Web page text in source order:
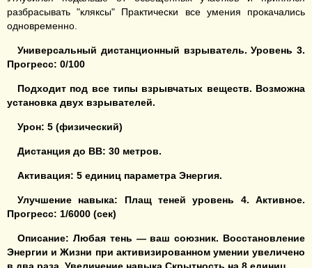
разбрасывать "кляксы" Практически все умения прокачались
одновременно.
Универсальный дистанционный взрыватель. Уровень 3.
Прогресс: 0/100
Подходит под все типы взрывчатых веществ. Возможна
установка двух взрывателей.
Урон: 5 (физический)
Дистанция до ВВ: 30 метров.
Активация: 5 единиц параметра Энергия.
Улучшение навыка: Плащ теней уровень 4. Активное.
Прогресс: 1/6000 (сек)
Описание: Любая тень — ваш союзник. Восстановление
Энергии и Жизни при активизированном умении увеличено